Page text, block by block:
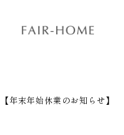
【年末年始休業のお知らせ】